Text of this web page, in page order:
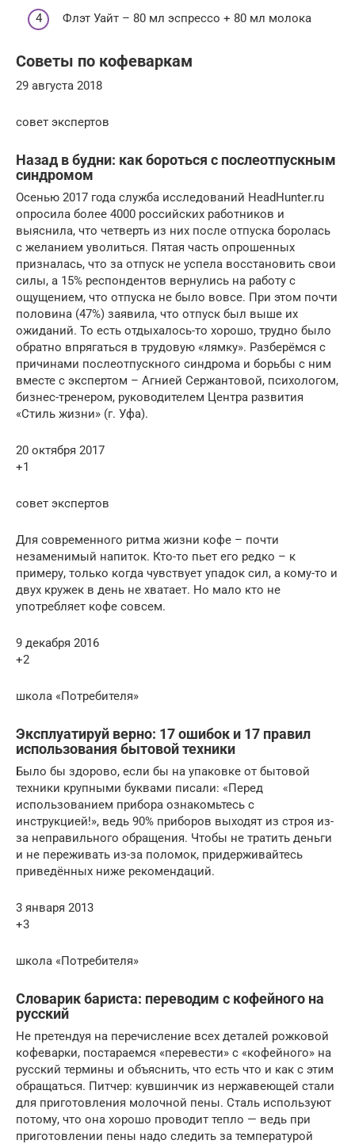
Флэт Уайт – 80 мл эспрессо + 80 мл молока
Советы по кофеваркам
29 августа 2018
совет экспертов
Назад в будни: как бороться с послеотпускным
синдромом
Осенью 2017 года служба исследований HeadHunter.ru
опросила более 4000 российских работников и
выяснила, что четверть из них после отпуска боролась
с желанием уволиться. Пятая часть опрошенных
призналась, что за отпуск не успела восстановить свои
силы, а 15% респондентов вернулись на работу с
ощущением, что отпуска не было вовсе. При этом почти
половина (47%) заявила, что отпуск был выше их
ожиданий. То есть отдыхалось-то хорошо, трудно было
обратно впрягаться в трудовую «лямку». Разберёмся с
причинами послеотпускного синдрома и борьбы с ним
вместе с экспертом – Агнией Сержантовой, психологом,
бизнес-тренером, руководителем Центра развития
«Стиль жизни» (г. Уфа).
20 октября 2017
+1
совет экспертов
Для современного ритма жизни кофе – почти
незаменимый напиток. Кто-то пьет его редко – к
примеру, только когда чувствует упадок сил, а кому-то и
двух кружек в день не хватает. Но мало кто не
употребляет кофе совсем.
9 декабря 2016
+2
школа «Потребителя»
Эксплуатируй верно: 17 ошибок и 17 правил
использования бытовой техники
Было бы здорово, если бы на упаковке от бытовой
техники крупными буквами писали: «Перед
использованием прибора ознакомьтесь с
инструкцией!», ведь 90% приборов выходят из строя из-
за неправильного обращения. Чтобы не тратить деньги
и не переживать из-за поломок, придерживайтесь
приведённых ниже рекомендаций.
3 января 2013
+3
школа «Потребителя»
Словарик бариста: переводим с кофейного на
русский
Не претендуя на перечисление всех деталей рожковой
кофеварки, постараемся «перевести» с «кофейного» на
русский термины и объяснить, что есть что и как с этим
обращаться. Питчер: кувшинчик из нержавеющей стали
для приготовления молочной пены. Сталь используют
потому, что она хорошо проводит тепло — ведь при
приготовлении пены надо следить за температурой